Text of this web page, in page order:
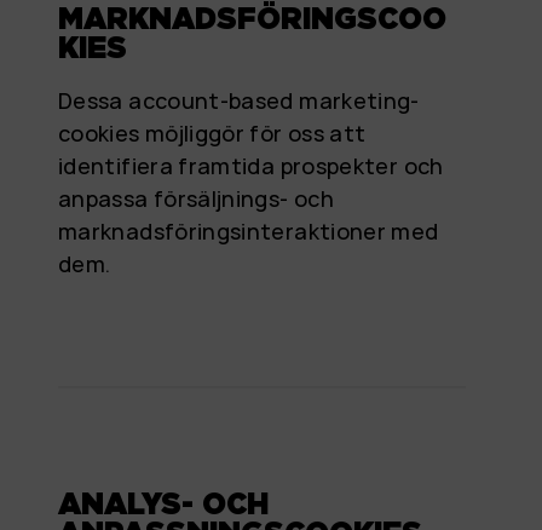
MARKNADSFÖRINGSCOO
KIES
Dessa account-based marketing-
cookies möjliggör för oss att
identifiera framtida prospekter och
anpassa försäljnings- och
marknadsföringsinteraktioner med
dem.
ANALYS- OCH